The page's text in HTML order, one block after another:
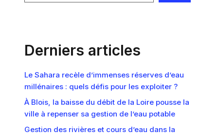
Derniers articles
Le Sahara recèle d’immenses réserves d’eau
millénaires : quels défis pour les exploiter ?
À Blois, la baisse du débit de la Loire pousse la
ville à repenser sa gestion de l’eau potable
Gestion des rivières et cours d’eau dans la